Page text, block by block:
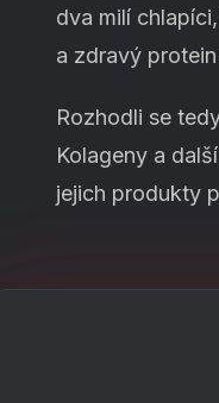
dva milí
a zdravý
Rozhodli se
Kolageny a
jejich produkty